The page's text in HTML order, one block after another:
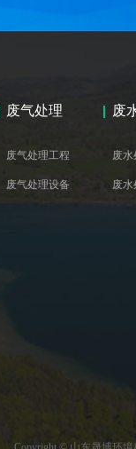
废气处理
废气处理工程
废气处理设备
废
废水
废水